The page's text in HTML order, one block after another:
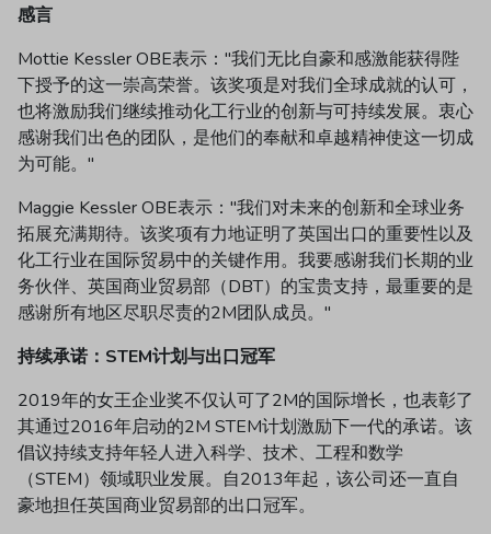
感言
Mottie Kessler OBE表示："我们无比自豪和感激能获得陛
下授予的这一崇高荣誉。该奖项是对我们全球成就的认可，
也将激励我们继续推动化工行业的创新与可持续发展。衷心
感谢我们出色的团队，是他们的奉献和卓越精神使这一切成
为可能。"
Maggie Kessler OBE表示："我们对未来的创新和全球业务
拓展充满期待。该奖项有力地证明了英国出口的重要性以及
化工行业在国际贸易中的关键作用。我要感谢我们长期的业
务伙伴、英国商业贸易部（DBT）的宝贵支持，最重要的是
感谢所有地区尽职尽责的2M团队成员。"
持续承诺：STEM计划与出口冠军
2019年的女王企业奖不仅认可了2M的国际增长，也表彰了
其通过2016年启动的2M STEM计划激励下一代的承诺。该
倡议持续支持年轻人进入科学、技术、工程和数学
（STEM）领域职业发展。自2013年起，该公司还一直自
豪地担任英国商业贸易部的出口冠军。